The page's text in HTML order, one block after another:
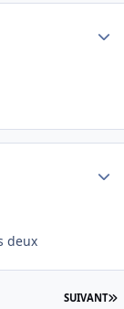
deux
SUIVANT